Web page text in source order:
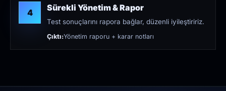
4 Sürekli Yönetim & Rapor
Test sonuçlarını rapora bağlar, düzenli iyileştiririz.
Çıktı:Yönetim raporu + karar notları